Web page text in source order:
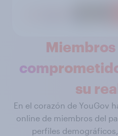
su
En el corazón de YouGov
online de miembros del
perfiles